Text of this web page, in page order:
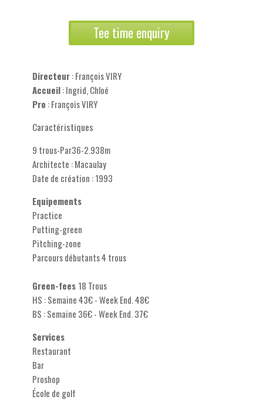
Tee time enquiry
Directeur: François VIRY
Accueil: Ingrid, Chloé
Pro : François VIRY
Caractéristiques
9 trous-Par36-2.938m
Architecte : Macaulay
Date de création : 1993
Equipements
Practice
Putting-green
Pitching-zone
Parcours débutants 4 trous
Green-fees 18 Trous
HS : Semaine 43€ - Week End. 48€
BS : Semaine 36€ - Week End. 37€
Services
Restaurant
Bar
Proshop
École de golf